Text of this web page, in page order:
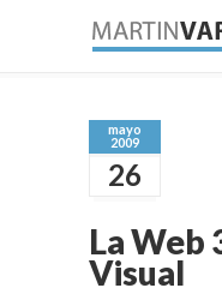
mayo
2009
26
La Web
Visual